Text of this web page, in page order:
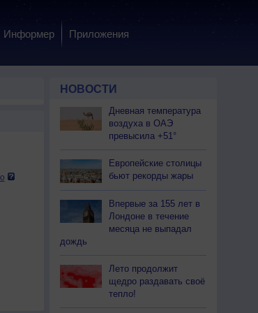
Информер Приложения
День Вечер
11 вт 11 вт 11 вт
НОВОСТИ
Дневная температура
воздуха в ОАЭ
превысила +51°
Европейские столицы
бьют рекорды жары
Впервые за 155 лет в
Лондоне в течение
месяца не выпадал
дождь
Лето продолжит
щедро раздавать своё
тепло!